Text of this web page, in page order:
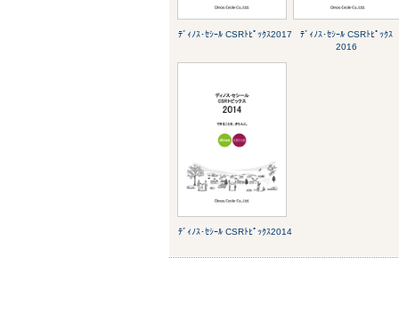
ﾃﾞｨﾉｽ･ｾｼｰﾙ CSRﾄﾋﾟｯｸｽ2017
ﾃﾞｨﾉｽ･ｾｼｰﾙ CSRﾄﾋﾟｯｸｽ
2016
ﾃﾞｨﾉｽ･ｾｼｰﾙ CSRﾄﾋﾟｯｸｽ2014